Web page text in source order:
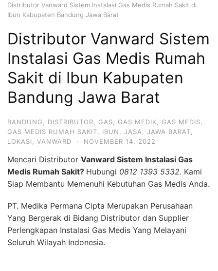
Distributor Vanward Sistem Instalasi Gas Medis Rumah Sakit di
Ibun Kabupaten Bandung Jawa Barat
Distributor Vanward Sistem
Instalasi Gas Medis Rumah
Sakit di Ibun Kabupaten
Bandung Jawa Barat
BANDUNG DISTRIBUTOR GAS GAS MEDIK GAS MEDIS
GAS MEDIS RUMAH SAKIT
IBUN JASA JAWA BARAT
LOKASI
VANWARD · NOVEMBER 14, 2022
Mencari Distributor Vanward Sistem Instalasi Gas
Medis Rumah Sakit? Hubungi 0812 1393 5332. Kami
Siap Membantu Memenuhi Kebutuhan Gas Medis Anda.
PT. Medika Permana Cipta Merupakan Perusahaan
Yang Bergerak di Bidang Distributor dan Supplier
Perlengkapan Instalasi Gas Medis Yang Melayani
Seluruh Wilayah Indonesia.